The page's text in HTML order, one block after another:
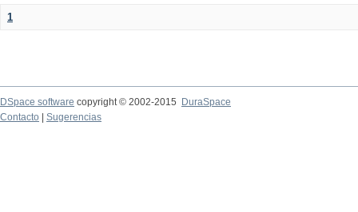
1
DSpace software copyright © 2002-2015
DuraSpace
Contacto
Sugerencias